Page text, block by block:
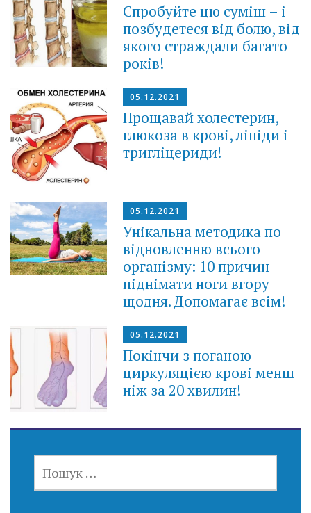
Спробуйте цю суміш – і
позбудетеся від болю, від
якого страждали багато
років!
05.12.2021
Прощавай холестерин,
глюкоза в крові, ліпіди і
тригліцериди!
05.12.2021
Унікальна методика по
відновленню всього
організму: 10 причин
піднімати ноги вгору
щодня. Допомагає всім!
05.12.2021
Покінчи з поганою
циркуляцією крові менш
ніж за 20 хвилин!